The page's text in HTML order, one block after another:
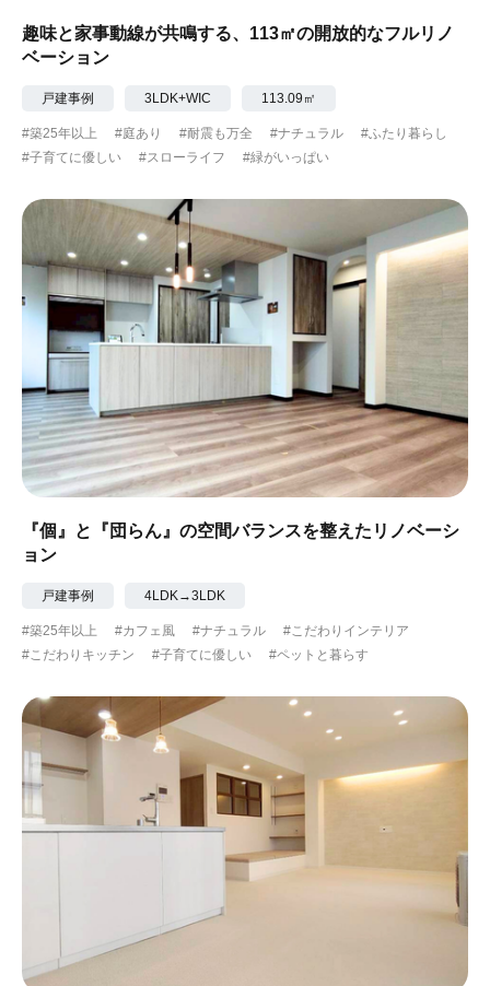
趣味と家事動線が共鳴する、113㎡の開放的なフルリノ
ベーション
戸建事例 3LDK+WIC 113.09㎡
#築25年以上 #庭あり #耐震も万全 #ナチュラル
#ふたり暮らし
#子育てに優しい
#スローライフ #緑がいっぱい
『個』と『団らん』の空間バランスを整えたリノベーシ
ョン
戸建事例 4LDK→3LDK
#築25年以上 #カフェ風 #ナチュラル
#こだわりインテリア
#こだわりキッチン
#子育てに優しい #ペットと暮らす